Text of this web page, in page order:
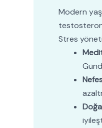
Modern
testosteron
Stres